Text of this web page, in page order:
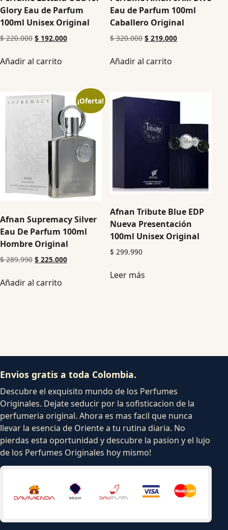
Glory Eau de Parfum
100ml Unisex Original
$220.000 $ 192.000
Añadir al carrito
Eau de Parfum 100ml
Caballero Original
$320.000 $ 219.000
Añadir al carrito
¡Oferta!
Afnan Supremacy Silver
Eau De Parfum 100ml
Hombre Original
$289.990 $ 225.000
Añadir al carrito
Afnan Tribute Blue EDP
Nueva Presentación
100ml Unisex Original
$ 299.990
Leer más
Envios gratis a toda Colombia.
Descubre el exquisito mundo de los Perfumes
Originales. Dejate seducir por la sofisticacion de la
perfumeria original. Ahora es mas facil que nunca
llevar la esencia de Oriente a tu rutina diaria. No
pierdas esta oportunidad y descubre la pasion y el lujo
de los Perfumes Originales hoy mismo!